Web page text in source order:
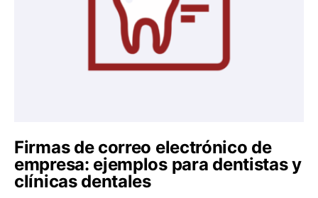
Firmas de correo electrónico de
empresa: ejemplos para dentistas y
clínicas dentales